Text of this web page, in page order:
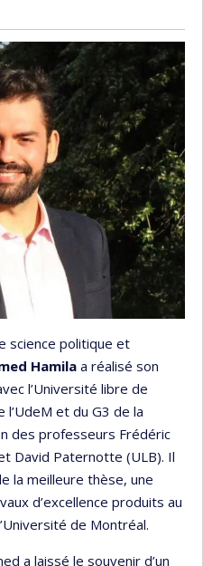
science politique et
Hamilaa réalisé son
l’Université libre de
et du G3 de la
des professeurs Frédéric
David Paternotte (ULB). Il
la meilleure thèse, une
d’excellence produits au
de Montréal.
a laissé le souvenir d’un